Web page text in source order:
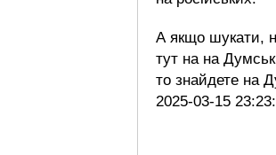
А якщо шукати,
тут на на
то знайдете на
2025-03-15